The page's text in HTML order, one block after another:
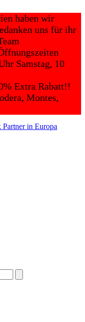
haben wir
uns für ihr
Samstag, 10
Extra Rabatt!!
Montes,